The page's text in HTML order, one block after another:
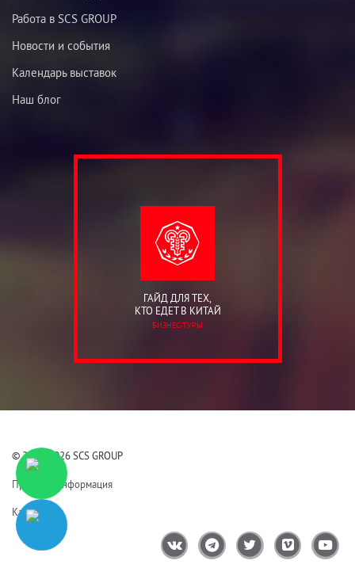
Работа в SCS GROUP
Новости и события
Календарь выставок
Наш блог
ГАЙД ДЛЯ ТЕХ,
КТО ЕДЕТ В КИТАЙ
БИЗНЕС-ТУРЫ
© 2006-2026 SCS GROUP
Правовая информация
Карта сайта